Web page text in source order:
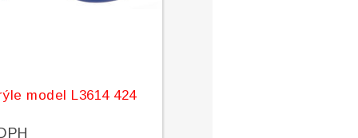
model L3614 424